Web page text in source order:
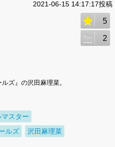
2021-06-15 14:17:17投稿
5
2
ズ』の沢田麻理菜。
スター
ルズ
沢田麻理菜